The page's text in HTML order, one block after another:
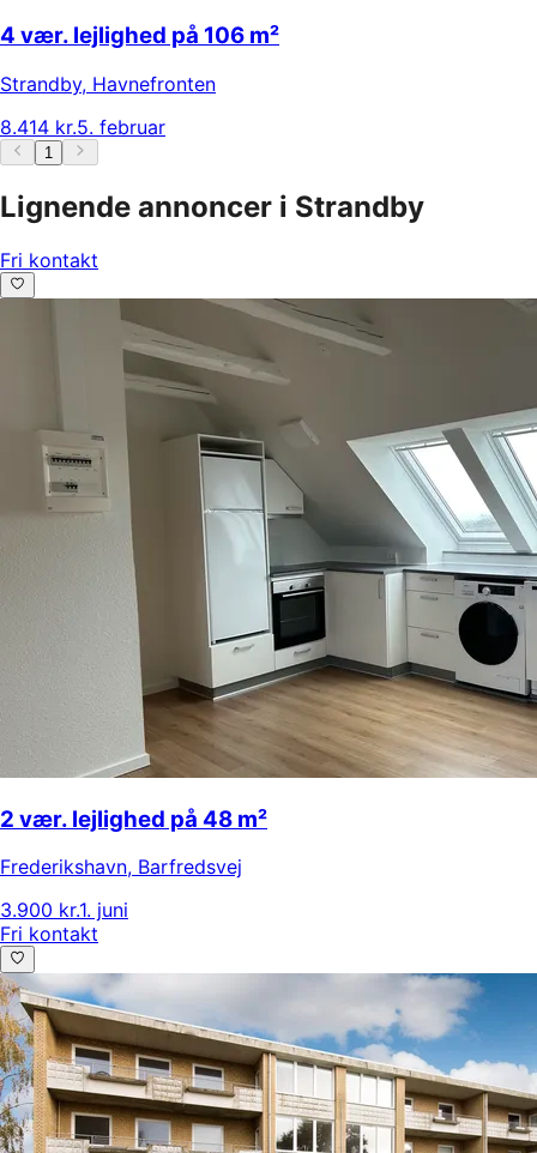
4 vær. lejlighed på 106 m²
Strandby, Havnefronten
8.414 kr.5. februar
1
Lignende annoncer i Strandby
Fri kontakt
2 vær. lejlighed på 48 m²
Frederikshavn, Barfredsvej
3.900 kr.1. juni
Fri kontakt